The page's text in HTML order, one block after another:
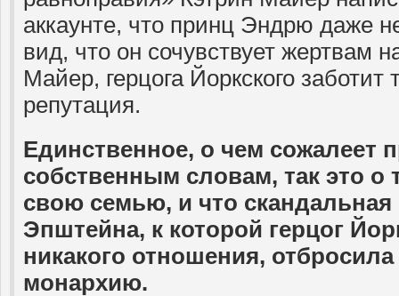
аккаунте, что принц Эндрю даже
вид, что он сочувствует жертвам
Майер, герцога Йоркского заботит
репутация.
Единственное, о чем сожалеет
собственным словам, так это о
свою семью, и что
Эпштейна, к которой герцог
никакого отношения,
монархию.